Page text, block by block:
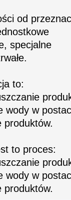
od
specjalne
to:
wody w
produktów.
to proces:
wody w
produktów.